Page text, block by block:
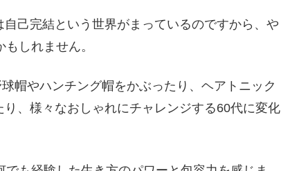
己完結という世界がまっているのですから、や
しれません。
帽やハンチング帽をかぶったり、ヘアトニック
、様々なおしゃれにチャレンジする60代に変化